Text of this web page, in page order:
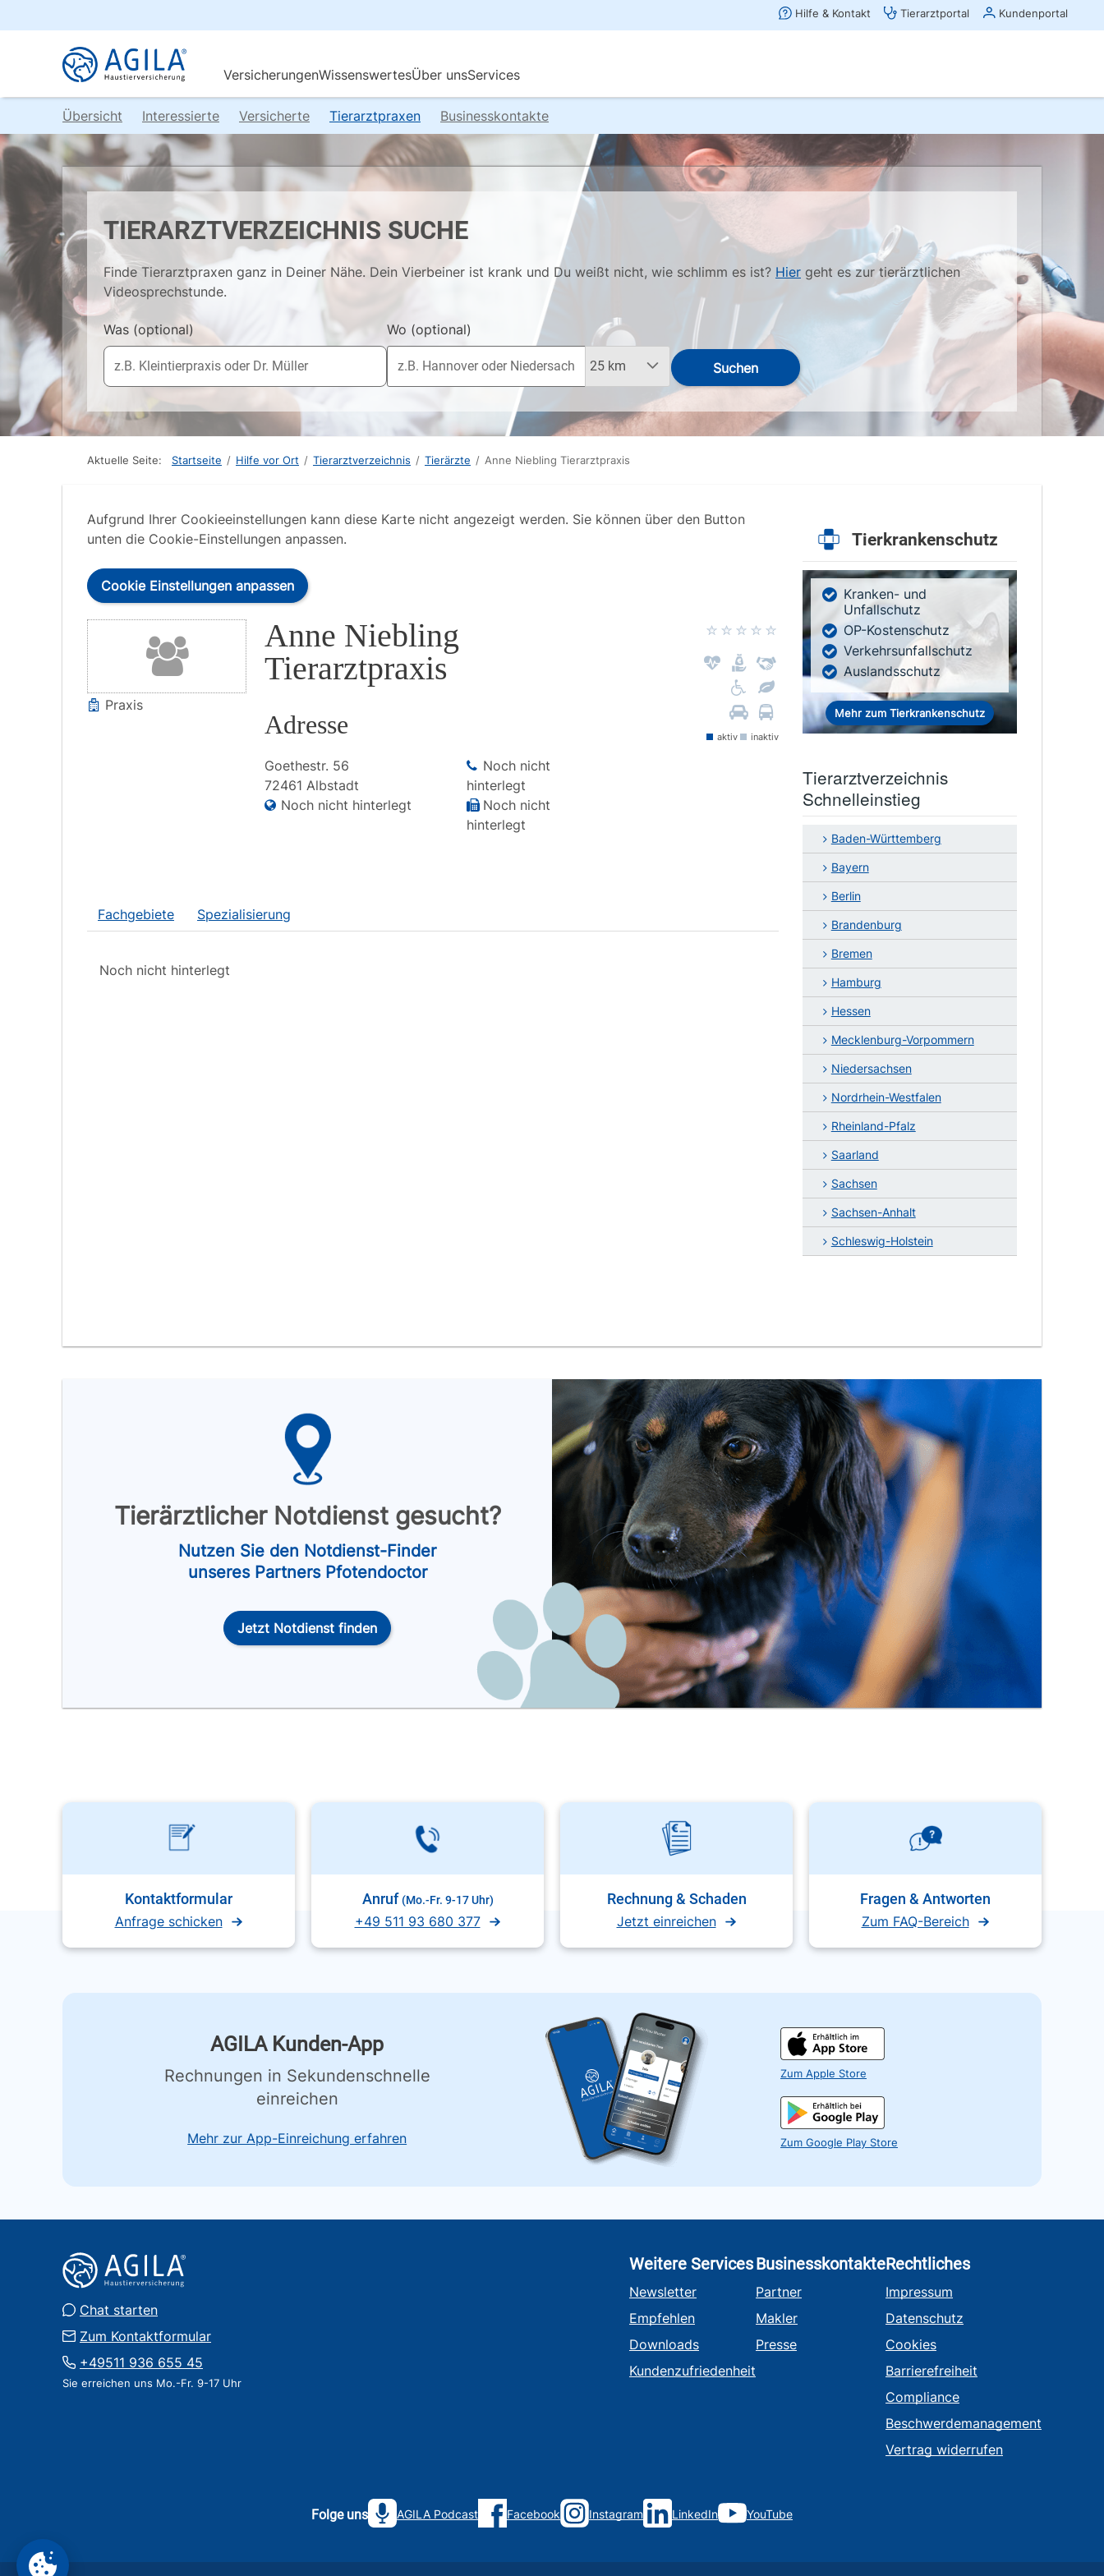
Übersicht Interessierte Versicherte Tierarztpraxen Businesskontakte
TIERARZTVERZEICHNIS SUCHE
Finde Tierarztpraxen ganz in Deiner Nähe. Dein Vierbeiner ist krank und Du weißt nicht, wie schlimm es ist? Hier geht es zur tierärztlichen
Videosprechstunde.
Was (optional) Wo (optional)
Suchen
Aktuelle Seite: Startseite / Hilfe vor Ort / Tierarztverzeichnis / Tierärzte / Anne Niebling Tierarztpraxis
Aufgrund Ihrer Cookieeinstellungen kann diese Karte nicht angezeigt werden. Sie können über den Button
unten die Cookie-Einstellungen anpassen.
Cookie Einstellungen anpassen
Praxis
Anne Niebling
Tierarztpraxis
Adresse
Goethestr. 56
72461 Albstadt
Noch nicht hinterlegt
Noch nicht
hinterlegt
Noch nicht
hinterlegt
aktiv inaktiv
Fachgebiete Spezialisierung
Noch nicht hinterlegt
Tierkrankenschutz
Kranken- und
Unfallschutz
OP-Kostenschutz
Verkehrsunfallschutz
Auslandsschutz
Mehr zum Tierkrankenschutz
Tierarztverzeichnis
Schnelleinstieg
Baden-Württemberg
Bayern
Berlin
Brandenburg
Bremen
Hamburg
Hessen
Mecklenburg-Vorpommern
Niedersachsen
Nordrhein-Westfalen
Rheinland-Pfalz
Saarland
Sachsen
Sachsen-Anhalt
Schleswig-Holstein
Tierärztlicher Notdienst gesucht?
Nutzen Sie den Notdienst-Finder
unseres Partners Pfotendoctor
Jetzt Notdienst finden
Kontaktformular
Anfrage schicken
Anruf (Mo.-Fr. 9-17 Uhr)
+49 511 93 680 377
Rechnung & Schaden
Jetzt einreichen
Fragen & Antworten
Zum FAQ-Bereich
AGILA Kunden-App
Rechnungen in Sekundenschnelle
einreichen
Mehr zur App-Einreichung erfahren
Zum Apple Store
Zum Google Play Store